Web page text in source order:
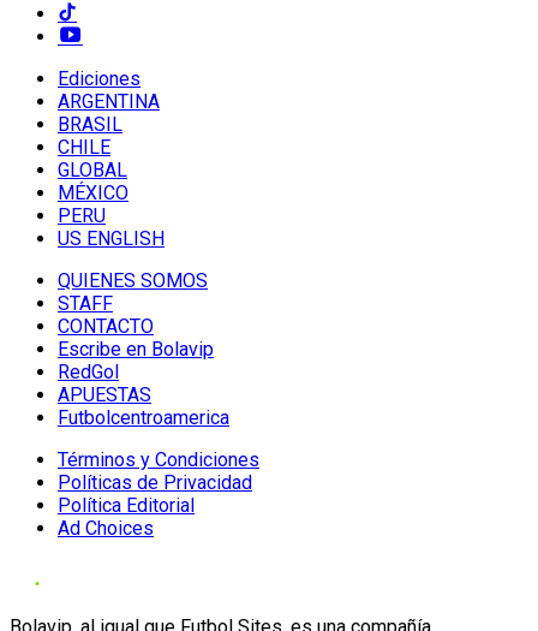
Ediciones
ARGENTINA
BRASIL
CHILE
GLOBAL
MÉXICO
PERU
US ENGLISH
QUIENES SOMOS
STAFF
CONTACTO
Escribe en Bolavip
RedGol
APUESTAS
Futbolcentroamerica
Términos y Condiciones
Políticas de Privacidad
Política Editorial
Ad Choices